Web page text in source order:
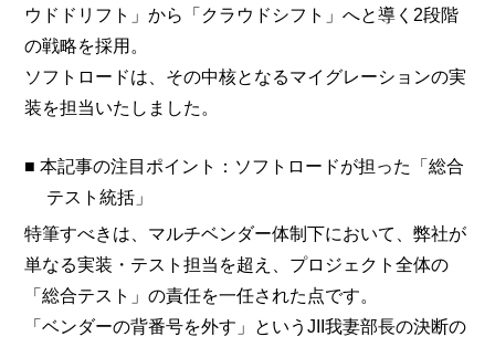
ウドドリフト」から「クラウドシフト」へと導く2段階
の戦略を採用。
ソフトロードは、その中核となるマイグレーションの実
装を担当いたしました。
■ 本記事の注目ポイント：ソフトロードが担った「総合
テスト統括」
特筆すべきは、マルチベンダー体制下において、弊社が
単なる実装・テスト担当を超え、プロジェクト全体の
「総合テスト」の責任を一任された点です。
「ベンダーの背番号を外す」というJII我妻部長の決断の